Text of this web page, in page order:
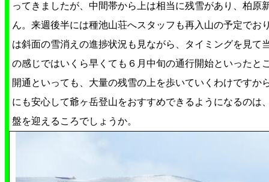
ってきましたが、中間帯から上は相当に残雪があり、柏原
ん。来週後半には種池山荘へスタッフも再入山の予定でお
は斜面の雪消えの進捗状況も見ながら、タイミングを見て
の感じではいくら早くても６月中旬の通行開始といった
開通といっても、大量の残雪の上を歩いていくわけですか
にも安心して爺ヶ岳登山をおすすめできるようになるのは
盤を迎えるころでしょうか。